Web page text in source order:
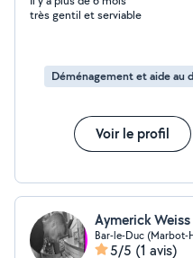
très gentil et serviable
Déménagement et aide au
Voir le profil
Aymerick
Bar-le-Duc (Marbot-
5/5 (1 avis)